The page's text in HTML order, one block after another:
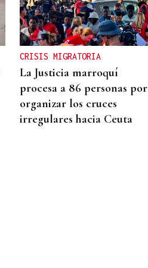
CRISIS MIGRATORIA
La Justicia marroquí
procesa a 86 personas por
organizar los cruces
irregulares hacia Ceuta